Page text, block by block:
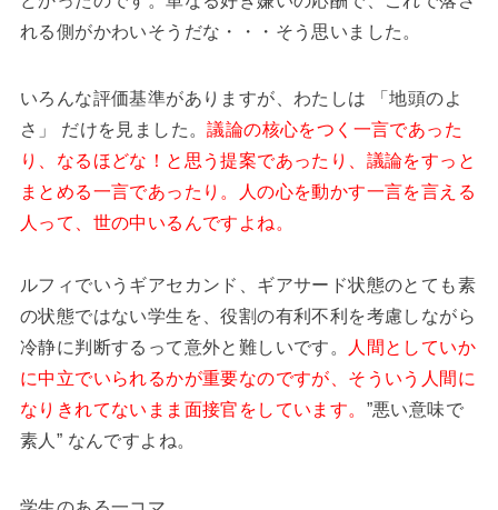
れる側がかわいそうだな・・・そう思いました。
いろんな評価基準がありますが、わたしは 「地頭のよ
さ」 だけを見ました。議論の核心をつく一言であった
り、なるほどな！と思う提案であったり、議論をすっと
まとめる一言であったり。人の心を動かす一言を言える
人って、世の中いるんですよね。
ルフィでいうギアセカンド、ギアサード状態のとても素
の状態ではない学生を、役割の有利不利を考慮しながら
冷静に判断するって意外と難しいです。
人間としていか
に中立でいられるかが重要なのですが、そういう人間に
なりきれてないまま面接官をしています。 ”悪い意味で
素人” なんですよね。